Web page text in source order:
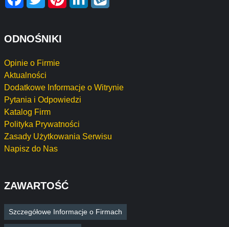
ODNOŚNIKI
Opinie o Firmie
Aktualności
Dodatkowe Informacje o Witrynie
Pytania i Odpowiedzi
Katalog Firm
Polityka Prywatności
Zasady Użytkowania Serwisu
Napisz do Nas
ZAWARTOŚĆ
Szczegółowe Informacje o Firmach